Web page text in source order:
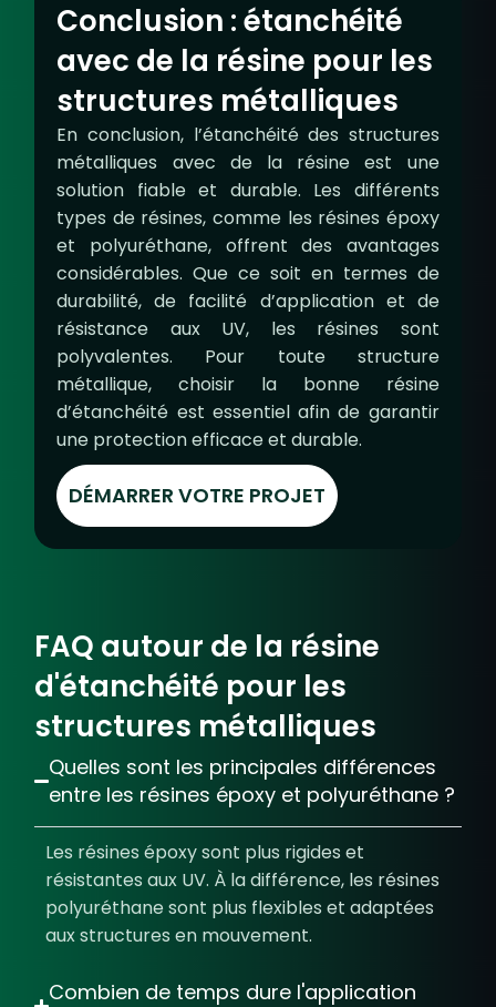
Conclusion : étanchéité
avec de la résine pour les
structures métalliques
En conclusion, l’étanchéité des structures
métalliques avec de la résine est une
solution fiable et durable. Les différents
types de résines, comme les résines époxy
et polyuréthane, offrent des avantages
considérables. Que ce soit en termes de
durabilité, de facilité d’applicationet de
résistance aux UV, les résines sont
polyvalentes. Pour toute structure
métallique, choisir la bonne résine
d’étanchéité est essentiel afin de garantir
une protection efficace et durable.
DÉMARRER VOTRE PROJET
FAQ autour de la résine
d'étanchéité pour les
structures métalliques
Quelles sont les principales différences
entre les résines époxy et polyuréthane ?
Les résines époxy sont plus rigides et
résistantes aux UV. À la différence, les résines
polyuréthane sont plus flexibles et adaptées
aux structures en mouvement.
Combien de temps dure l'application